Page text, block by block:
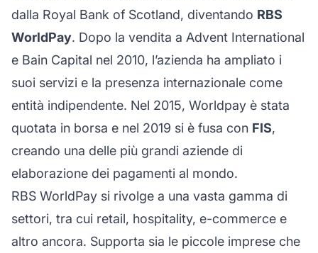
dalla Royal Bank of Scotland, diventando RBS
WorldPay. Dopo la vendita a Advent International
e Bain Capital nel 2010, l’azienda ha ampliato i
suoi servizi e la presenza internazionale come
entità indipendente. Nel 2015, Worldpay è stata
quotata in borsa e nel 2019 si è fusa con FIS,
creando una delle più grandi aziende di
elaborazione dei pagamenti al mondo.
RBS WorldPay si rivolge a una vasta gamma di
settori, tra cui retail, hospitality, e-commerce e
altro ancora. Supporta sia le piccole imprese che